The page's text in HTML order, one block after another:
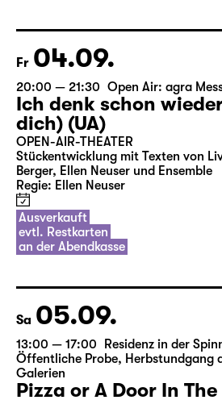
an der Abendkasse
Fr 04.09.
20:00 — 21:30 Open Air: agra
Ich denk schon
dich) (UA)
OPEN-AIR-THEATER
Stückentwicklung mit Texten von
Berger, Ellen Neuser und Ensemble
Regie: Ellen Neuser
an der Abendkasse
Sa 05.09.